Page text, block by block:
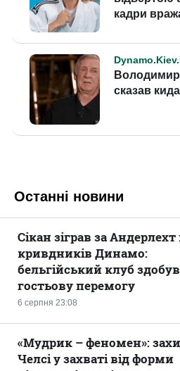
Останні новини
6 серпня 23:08
Сікан зіграв за
кривдників Динамо:
бельгійський клуб здобув
гостьову перемогу
«Мудрик – феномен»:
Челсі у захваті від форми